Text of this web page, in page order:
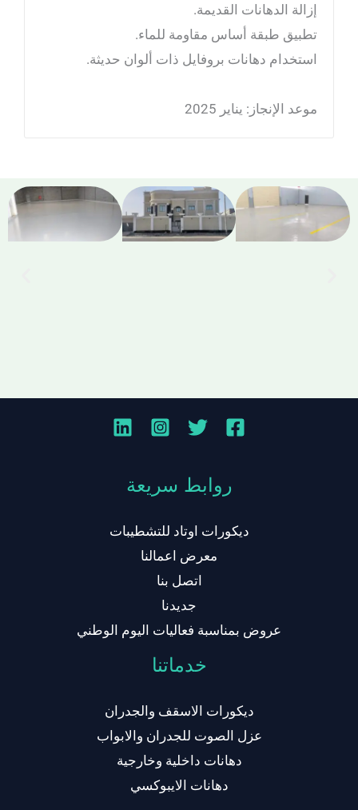
إزالة الدهانات القديمة.
تطبيق طبقة أساس مقاومة للماء.
استخدام دهانات بروفايل ذات ألوان حديثة.
موعد الإنجاز: يناير 2025
روابط سريعة
ديكورات اوتاد للتشطيبات
معرض اعمالنا
اتصل بنا
جديدنا
عروض بمناسبة فعاليات اليوم الوطني
خدماتنا
ديكورات الاسقف والجدران
عزل الصوت للجدران والابواب
دهانات داخلية وخارجية
دهانات الايبوكسي